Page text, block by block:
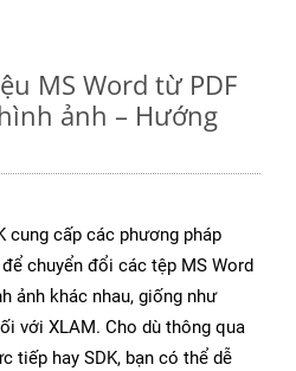
MS Word từ PDF
ảnh – Hướng
cung cấp các phương pháp
chuyển đổi các tệp MS Word
ảnh khác nhau, giống như
với XLAM. Cho dù thông qua
tiếp hay SDK, bạn có thể dễ